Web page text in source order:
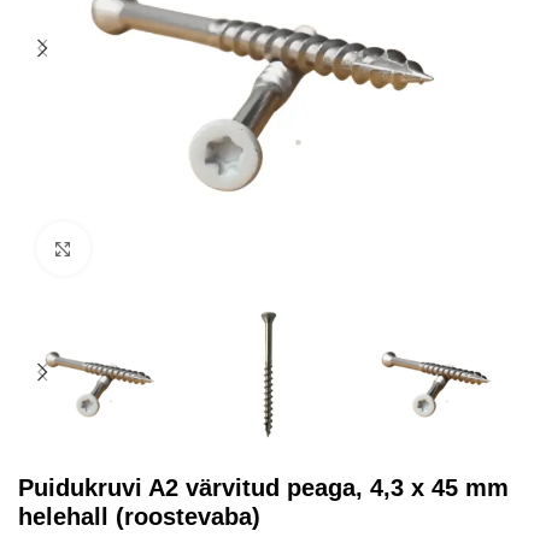
Puidukruvi A2 värvitud peaga, 4,3 x 45 mm
helehall (roostevaba)